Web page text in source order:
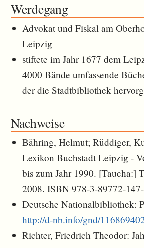
Werdegang
Advokat und Fiskal am
Leipzig
stiftete im Jahr 1677 dem
4000 Bände umfassende
der die Stadtbibliothek
Nachweise
Bähring, Helmut; Rüddiger,
Lexikon Buchstadt Leipzig -
bis zum Jahr 1990. [Taucha:]
2008. ISBN 978-3-89772-
Deutsche Nationalbibliothek:
http://d-nb.info/gnd/116869402
Richter, Friedrich Theodor: